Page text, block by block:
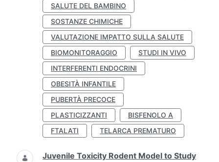
SALUTE DEL BAMBINO
SOSTANZE CHIMICHE
VALUTAZIONE IMPATTO SULLA SALUTE
BIOMONITORAGGIO
STUDI IN VIVO
INTERFERENTI ENDOCRINI
OBESITÀ INFANTILE
PUBERTÀ PRECOCE
PLASTICIZZANTI
BISFENOLO A
FTALATI
TELARCA PREMATURO
Juvenile Toxicity Rodent Model to Study